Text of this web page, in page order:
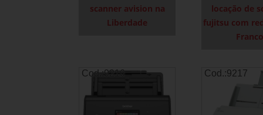
scanner avision na
Liberdade
locação de
fujitsu com
Cod.:9216 Cod.:9217